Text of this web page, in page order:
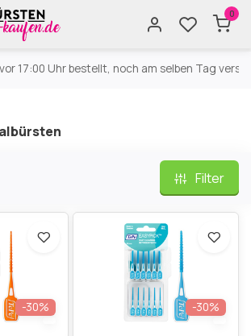
0
17:00 Uhr bestellt, noch am selben Tag
Filter
-30% -30%